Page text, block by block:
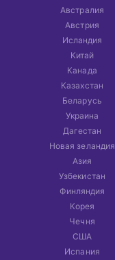
Австралия
Австрия
Исландия
Китай
Канада
Казахстан
Беларусь
Украина
Дагестан
Новая зеландия
Азия
Узбекистан
Финляндия
Корея
Чечня
США
Испания